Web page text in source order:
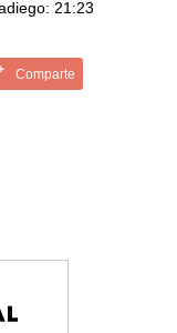
21:23
Comparte